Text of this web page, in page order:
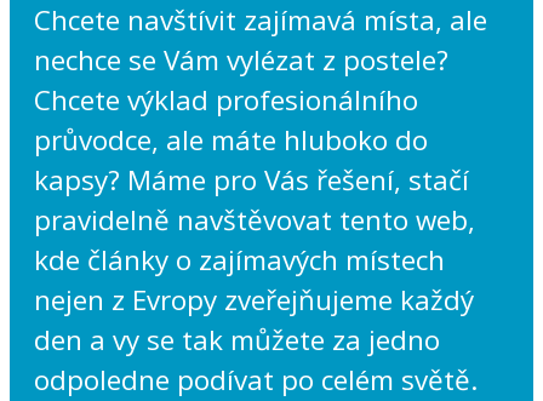
Chcete navštívit zajímavá místa, ale
nechce se Vám vylézat z postele?
Chcete výklad profesionálního
průvodce, ale máte hluboko do
kapsy? Máme pro Vás řešení, stačí
pravidelně navštěvovat tento web,
kde články o zajímavých místech
nejen z Evropy zveřejňujeme každý
den a vy se tak můžete za jedno
odpoledne podívat po celém světě.